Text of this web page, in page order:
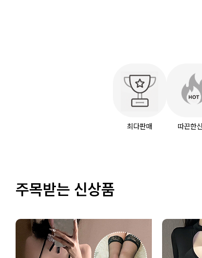
최다판매 따끈한
주목받는 신상품